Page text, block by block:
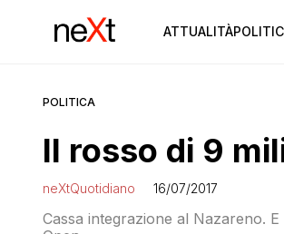
ATTUALITÀ
POLITICA
Il rosso di 9
neXtQuotidiano 16/07/2017
Cassa integrazione al Nazareno.